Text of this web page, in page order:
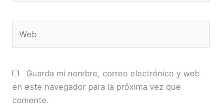
Guarda mi nombre, correo electrónico y web
en este navegador para la próxima vez que
comente.